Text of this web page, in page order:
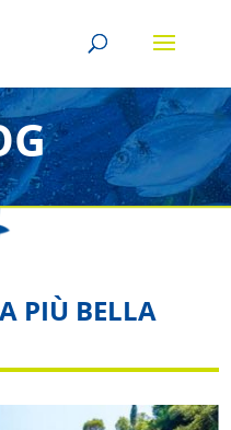
PIÙ BELLA